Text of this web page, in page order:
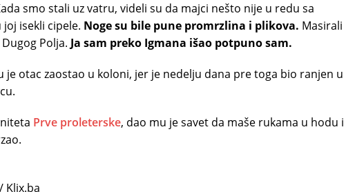
smo stali uz vatru, videli su da majci nešto nije u redu sa
isekli cipele. Noge su bile pune promrzlina i plikova. Masirali
Polja. Ja sam preko Igmana išao potpuno sam.
je otac zaostao u koloni, jer je nedelju dana pre toga bio ranjen u
Prve proleterske, dao mu je savet da maše rukama u hodu i
Klix.ba